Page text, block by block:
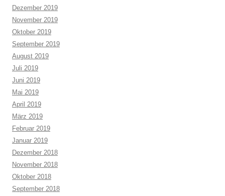
Dezember 2019
November 2019
Oktober 2019
September 2019
August 2019
Juli 2019
Juni 2019
Mai 2019
April 2019
März 2019
Februar 2019
Januar 2019
Dezember 2018
November 2018
Oktober 2018
September 2018